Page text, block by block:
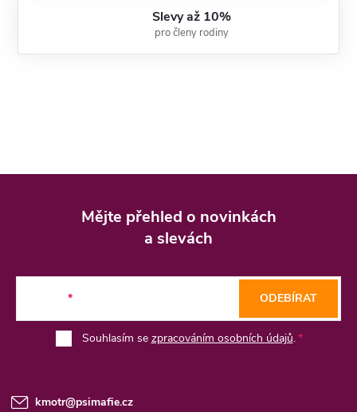
Slevy až 10%
pro členy rodiny
Mějte přehled o novinkách
a slevách
Souhlasím se zpracováním osobních údajů.
ODEBÍRAT
kmotr@psimafie.cz